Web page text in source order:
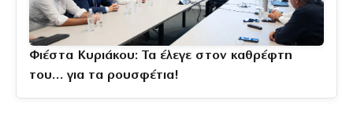
Φιέστα Κυριάκου: Τα έλεγε στον καθρέφτη
του… για τα ρουσφέτια!